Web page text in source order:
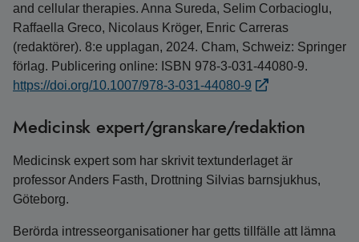
and cellular therapies. Anna Sureda, Selim Corbacioglu,
Raffaella Greco, Nicolaus Kröger, Enric Carreras
(redaktörer). 8:e upplagan, 2024. Cham, Schweiz: Springer
förlag. Publicering online: ISBN 978-3-031-44080-9.
https://doi.org/10.1007/978-3-031-44080-9
Medicinsk expert/granskare/redaktion
Medicinsk expert som har skrivit textunderlaget är
professor Anders Fasth, Drottning Silvias barnsjukhus,
Göteborg.
Berörda intresseorganisationer har getts tillfälle att lämna